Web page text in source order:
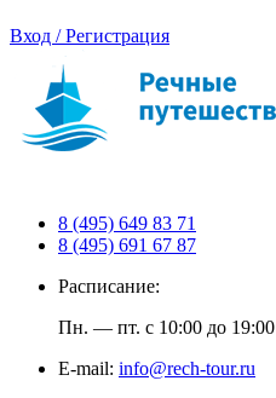
Вход / Регистрация
8 (495) 649 83 71
8 (495) 691 67 87
Расписание:
Пн. — пт. с 10:00 до 19:00
E-mail: info@rech-tour.ru